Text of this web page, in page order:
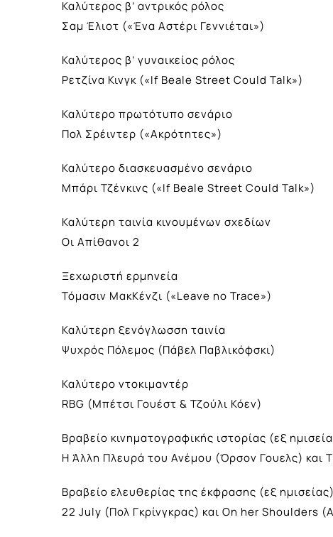
Καλύτερος β’ αντρικός ρόλος
Σαμ Έλιοτ («Ένα Αστέρι Γεννιέται»)
Καλύτερος β’ γυναικείος ρόλος
Ρετζίνα Κινγκ («If Beale Street Could Talk»)
Καλύτερο πρωτότυπο σενάριο
Πολ Σρέιντερ («Ακρότητες»)
Καλύτερο διασκευασμένο σενάριο
Μπάρι Τζένκινς («If Beale Street Could Talk»)
Καλύτερη ταινία κινουμένων σχεδίων
Οι Απίθανοι 2
Ξεχωριστή ερμηνεία
Τόμασιν ΜακΚένζι («Leave no Trace»)
Καλύτερη ξενόγλωσση ταινία
Ψυχρός Πόλεμος (Πάβελ Παβλικόφσκι)
Καλύτερο ντοκιμαντέρ
RBG (Μπέτσι Γουέστ & Τζούλι Κόεν)
Βραβείο κινηματογραφικής ιστορίας (εξ
Η Άλλη Πλευρά του Ανέμου (Όρσον Γουελς) και
Βραβείο ελευθερίας της έκφρασης (εξ ημισείας)
22 July (Πολ Γκρίνγκρας) και On her Shoulders